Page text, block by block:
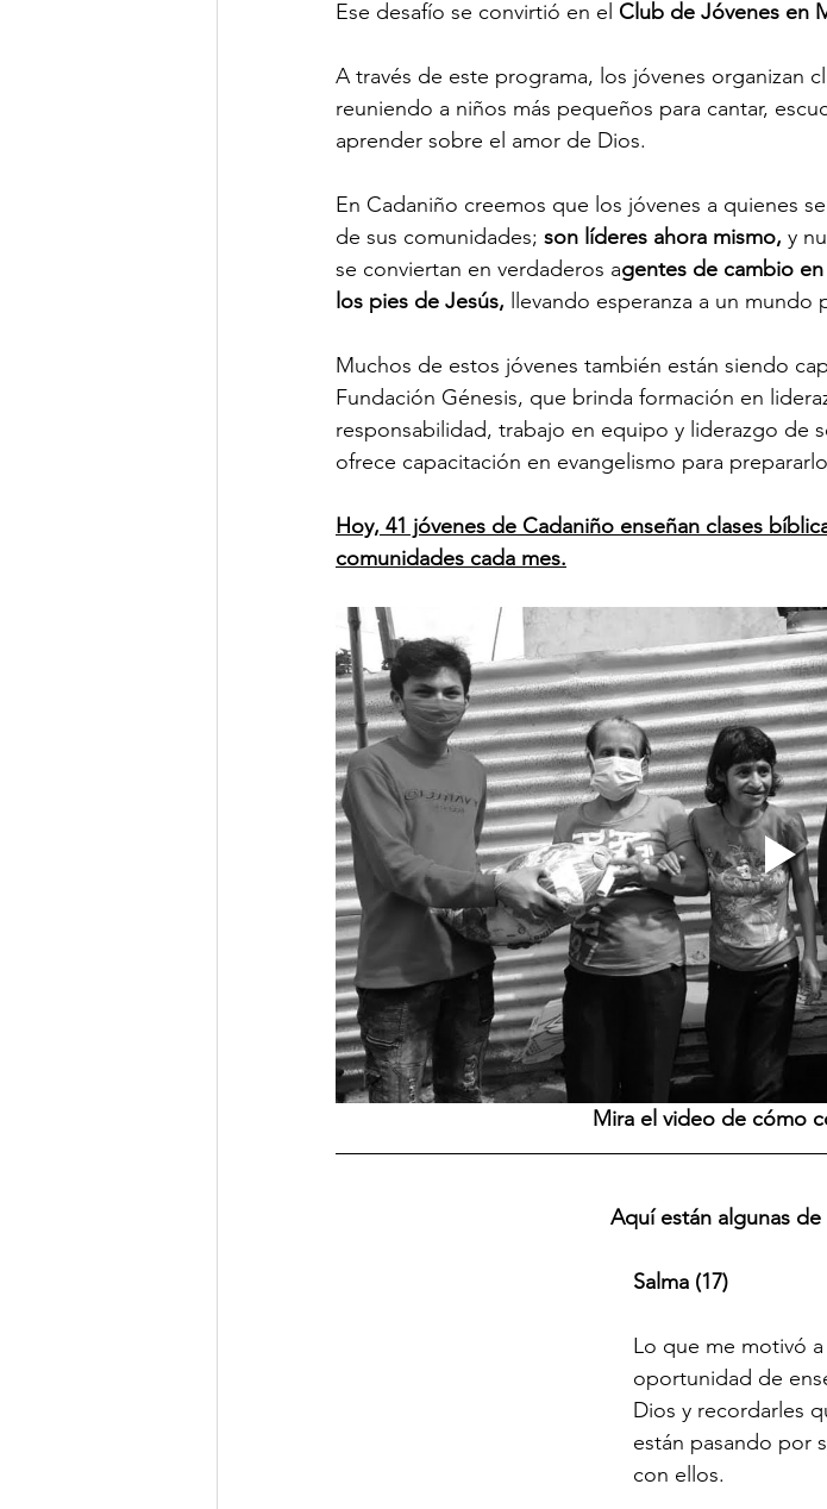
Ese desafío se convirtió en el Club de Jóvenes en
A través de este programa, los jóvenes organizan
reuniendo a niños más pequeños para cantar,
aprender sobre el amor de Dios.
En Cadaniño creemos que los jóvenes a quienes
de sus comunidades; son líderes ahora mismo, y
se conviertan en verdaderos agentes de cambio
los pies de Jesús, llevando esperanza a un
Muchos de estos jóvenes también están siendo
Fundación Génesis, que brinda formación en
responsabilidad, trabajo en equipo y liderazgo de
ofrece capacitación en evangelismo para
Hoy, 41 jóvenes de Cadaniño enseñan clases
comunidades cada mes.
Mira el video de cómo
Aquí están algunas de
Salma (17)
Lo que me motivó
oportunidad de
Dios y recordarles
están pasando por
con ellos.